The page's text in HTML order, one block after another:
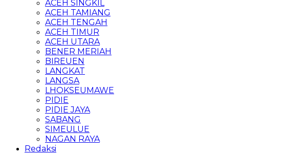
ACEH SINGKIL
ACEH TAMIANG
ACEH TENGAH
ACEH TIMUR
ACEH UTARA
BENER MERIAH
BIREUEN
LANGKAT
LANGSA
LHOKSEUMAWE
PIDIE
PIDIE JAYA
SABANG
SIMEULUE
NAGAN RAYA
Redaksi